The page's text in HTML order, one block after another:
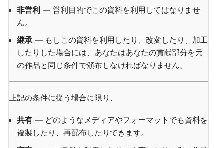
非営利 — 営利目的でこの資料を利用してはなりませ
ん。
継承— もしこの資料を利用したり、改変したり、加工
したりした場合には、あなたはあなたの貢献部分を元
の作品と同じ条件で頒布しなければなりません。
上記の条件に従う場合に限り、
共有 — どのようなメディアやフォーマットでも資料を
複製したり、再配布したりできます。